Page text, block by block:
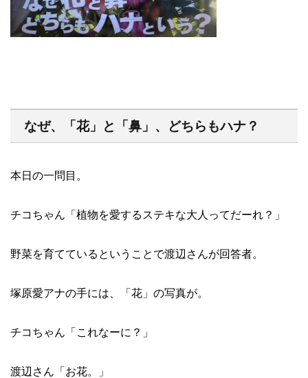
なぜ、「花」と「鼻」、どちらもハナ？
本日の一問目。
チコちゃん「植物を愛するステキな大人ってだーれ？」
野菜を育てているということで渡辺さんが回答者。
塚原愛アナの手には、「花」の写真が。
チコちゃん「これなーに？」
渡辺さん「お花。」